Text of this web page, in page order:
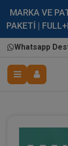
MARKA VE
PAKETİ |
Whatsapp